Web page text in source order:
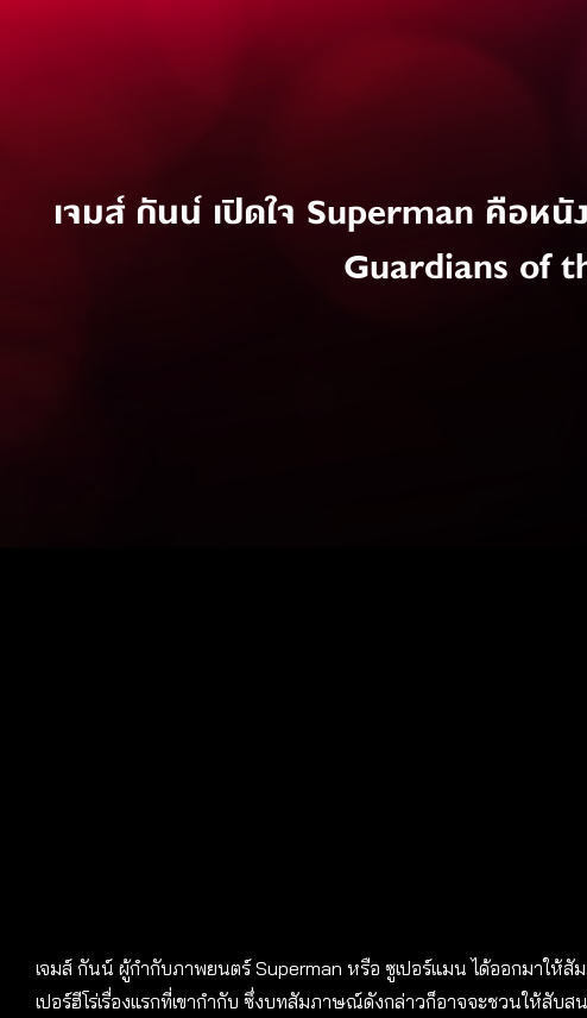
เจมส์ กันน์ เปิดใจ Superman คือหนัง
Guardians of
เจมส์ กันน์ ผู้กำกับภาพยนตร์ Superman หรือ ซูเปอร์แมน ได้ออกมาให้
เปอร์ฮีโร่เรื่องแรกที่เขากำกับ ซึ่งบทสัมภาษณ์ดังกล่าวก็อาจจะชวนให้สับ